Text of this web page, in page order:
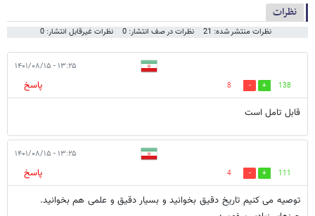
نظرات
نظرات منتشر شده: 21 نظرات در صف انتشار: 0 نظرات غیرقابل انتشار: 0
۱۳:۲۵ - ۱۴۰۱/۰۸/۱۵
138
8
پاسخ
قابل تامل است
۱۳:۲۵ - ۱۴۰۱/۰۸/۱۵
111
4
پاسخ
توصیه می کنیم تاریخ دقیق بخوانید و بسیار دقیق و علمی هم بخوانید.